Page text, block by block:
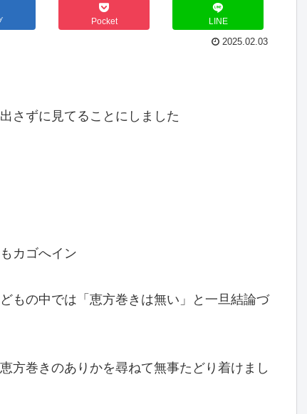
Pocket LINE
2025.02.03
さずに見てることにしました
カゴへイン
もの中では「恵方巻きは無い」と一旦結論づ
方巻きのありかを尋ねて無事たどり着けまし